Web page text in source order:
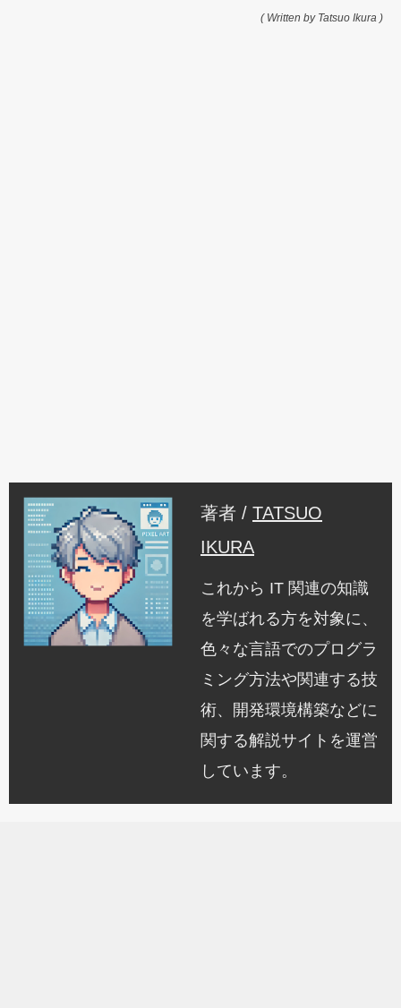
( Written by Tatsuo Ikura )
著者 / TATSUO
IKURA
これから IT 関連の知識
を学ばれる方を対象に、
色々な言語でのプログラ
ミング方法や関連する技
術、開発環境構築などに
関する解説サイトを運営
しています。